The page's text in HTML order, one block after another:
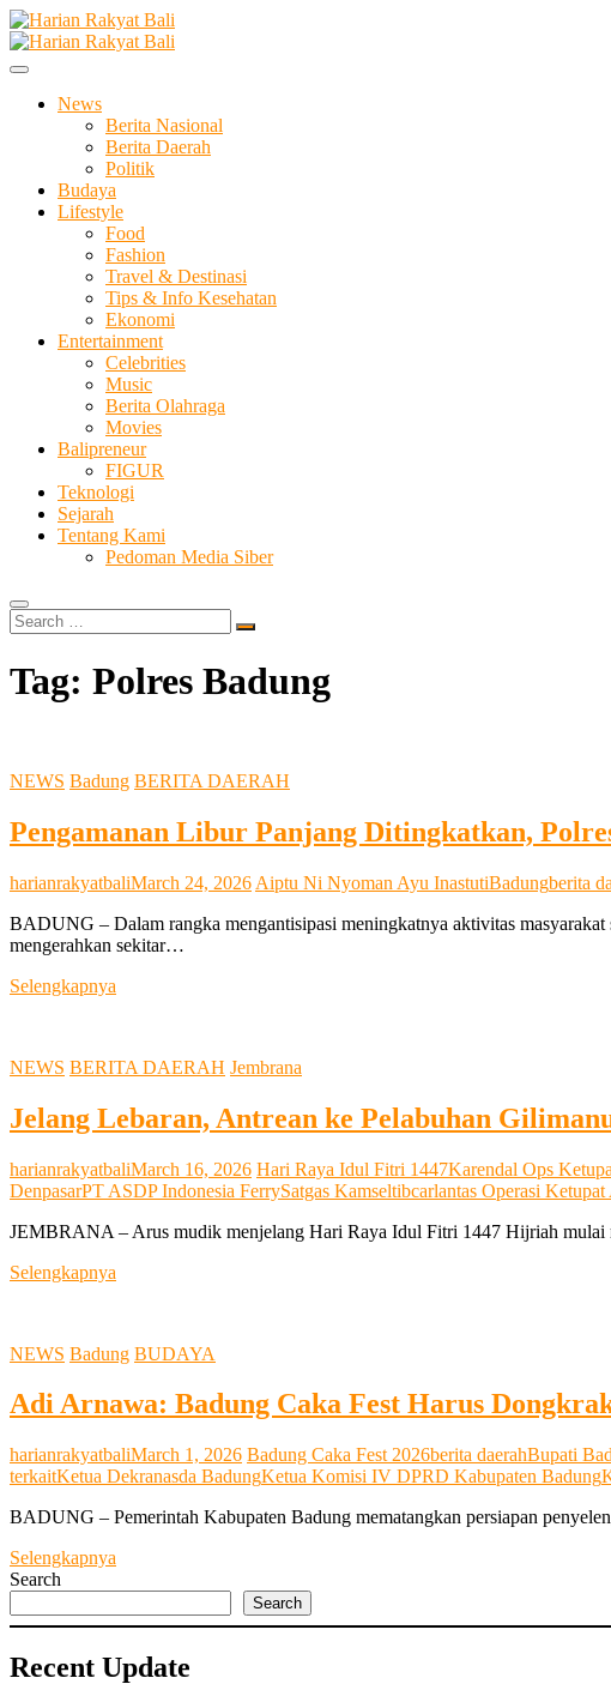
Skip
to
content
Harian Rakyat Bali
Membangun Semangat Kehidupan dan Berbangsa
News
Berita Nasional
Berita Daerah
Politik
Budaya
Lifestyle
Food
Fashion
Travel & Destinasi
Tips & Info Kesehatan
Ekonomi
Entertainment
Celebrities
Music
Berita Olahraga
Movies
Balipreneur
FIGUR
Teknologi
Sejarah
Tentang Kami
Pedoman Media Siber
Search
…
Tag: Polres Badung
NEWS Badung BERITA DAERAH
Pengamanan Libur Panjang Ditingkatkan,
harianrakyatbaliMarch 24, 2026 Aiptu Ni Nyoman Ayu InastutiBadungberita
BADUNG – Dalam rangka mengantisipasi meningkatnya aktivitas
mengerahkan sekitar…
Selengkapnya
Polres
Siagakan
650
NEWS BERITA DAERAH Jembrana
Jelang Lebaran, Antrean ke Pelabuhan
harianrakyatbaliMarch 16, 2026 Hari Raya Idul Fitri 1447Karendal Ops
DenpasarPT ASDP Indonesia FerrySatgas Kamseltibcarlantas Operasi
JEMBRANA – Arus mudik menjelang Hari Raya Idul Fitri 1447 Hijriah mulai
Selengkapnya
Pelabuhan
Capai
Puluhan
Kilometer
NEWS Badung BUDAYA
Adi Arnawa: Badung Caka Fest Harus
harianrakyatbaliMarch 1, 2026 Badung Caka Fest 2026berita daerahBupati
terkaitKetua Dekranasda BadungKetua Komisi IV DPRD Kabupaten Badung
BADUNG – Pemerintah Kabupaten Badung mematangkan persiapan
Selengkapnya
Caka
Harus
Search
Search
Recent Update